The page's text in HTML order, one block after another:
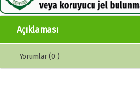
Açıklaması
Yorumlar (0 )